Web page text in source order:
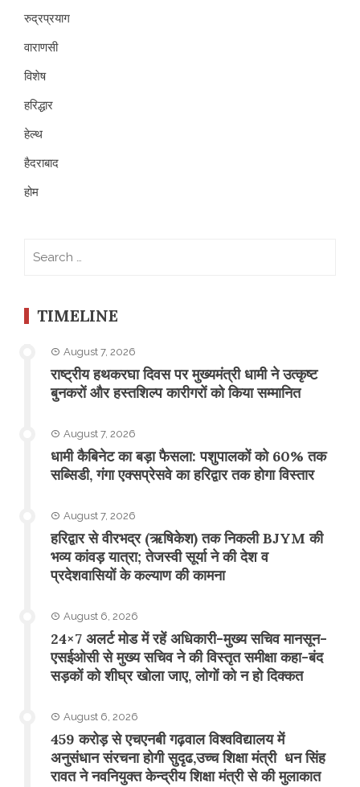
रुद्रप्रयाग
वाराणसी
विशेष
हरिद्धार
हेल्थ
हैदराबाद
होम
TIMELINE
August 7, 2026
राष्ट्रीय हथकरघा दिवस पर मुख्यमंत्री धामी ने उत्कृष्ट
बुनकरों और हस्तशिल्प कारीगरों को किया सम्मानित
August 7, 2026
​धामी कैबिनेट का बड़ा फैसला: पशुपालकों को 60% तक
सब्सिडी, गंगा एक्सप्रेसवे का हरिद्वार तक होगा विस्तार
August 7, 2026
​हरिद्वार से वीरभद्र (ऋषिकेश) तक निकली BJYM की
भव्य कांवड़ यात्रा; तेजस्वी सूर्या ने की देश व
प्रदेशवासियों के कल्याण की कामना
August 6, 2026
24×7 अलर्ट मोड में रहें अधिकारी-मुख्य सचिव मानसून-
एसईओसी से मुख्य सचिव ने की विस्तृत समीक्षा कहा-बंद
सड़कों को शीघ्र खोला जाए, लोगों को न हो दिक्कत
August 6, 2026
459 करोड़ से एचएनबी गढ़वाल विश्वविद्यालय में
अनुसंधान संरचना होगी सुदृढ,उच्च शिक्षा मंत्री धन सिंह
रावत ने नवनियुक्त केन्द्रीय शिक्षा मंत्री से की मुलाकात